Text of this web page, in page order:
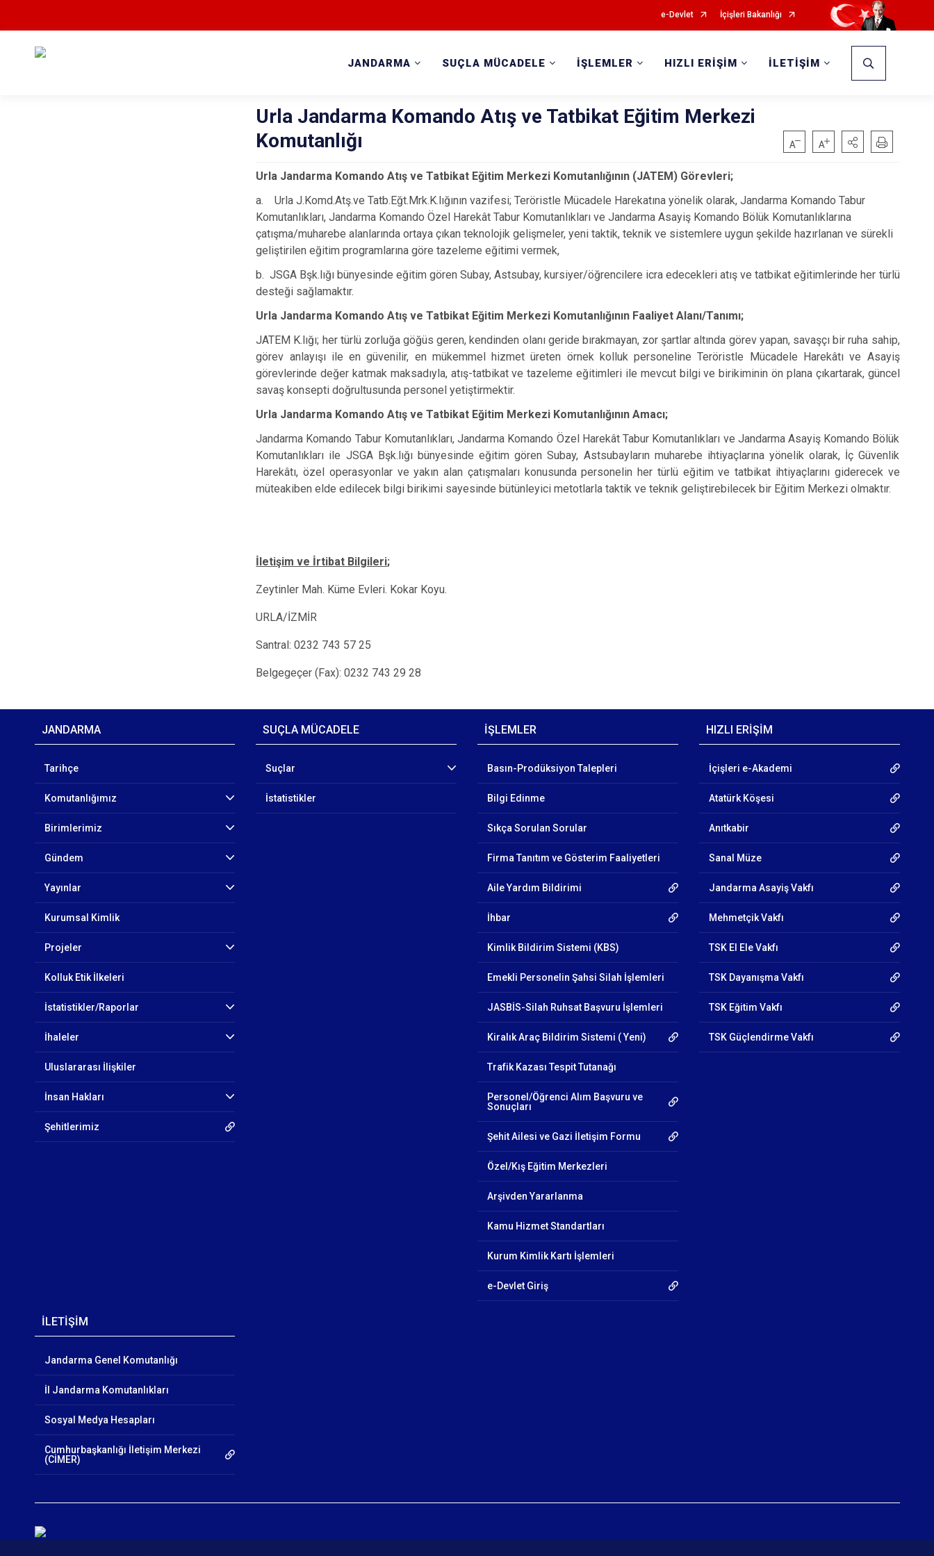
e-Devlet İçişleri Bakanlığı
JANDARMA SUÇLA MÜCADELE İŞLEMLER HIZLI ERİŞİM İLETİŞİM
Urla Jandarma Komando Atış ve Tatbikat Eğitim Merkezi
Komutanlığı
Urla Jandarma Komando Atış ve Tatbikat Eğitim Merkezi Komutanlığının (JATEM) Görevleri;
a. Urla J.Komd.Atş.ve Tatb.Eğt.Mrk.K.lığının vazifesi; Teröristle Mücadele Harekatına yönelik olarak, Jandarma Komando Tabur
Komutanlıkları, Jandarma Komando Özel Harekât Tabur Komutanlıkları ve Jandarma Asayiş Komando Bölük Komutanlıklarına
çatışma/muharebe alanlarında ortaya çıkan teknolojik gelişmeler, yeni taktik, teknik ve sistemlere uygun şekilde hazırlanan ve sürekli
geliştirilen eğitim programlarına göre tazeleme eğitimi vermek,
b. JSGA Bşk.lığı bünyesinde eğitim gören Subay, Astsubay, kursiyer/öğrencilere icra edecekleri atış ve tatbikat eğitimlerinde her türlü
desteği sağlamaktır.
Urla Jandarma Komando Atış ve Tatbikat Eğitim Merkezi Komutanlığının Faaliyet Alanı/Tanımı;
JATEM K.lığı; her türlü zorluğa göğüs geren, kendinden olanı geride bırakmayan, zor şartlar altında görev yapan, savaşçı bir ruha sahip,
görev anlayışı ile en güvenilir, en mükemmel hizmet üreten örnek kolluk personeline Teröristle Mücadele Harekâtı ve Asayiş
görevlerinde değer katmak maksadıyla, atış-tatbikat ve tazeleme eğitimleri ile mevcut bilgi ve birikiminin ön plana çıkartarak, güncel
savaş konsepti doğrultusunda personel yetiştirmektir.
Urla Jandarma Komando Atış ve Tatbikat Eğitim Merkezi Komutanlığının Amacı;
Jandarma Komando Tabur Komutanlıkları, Jandarma Komando Özel Harekât Tabur Komutanlıkları ve Jandarma Asayiş Komando Bölük
Komutanlıkları ile JSGA Bşk.lığı bünyesinde eğitim gören Subay, Astsubayların muharebe ihtiyaçlarına yönelik olarak, İç Güvenlik
Harekâtı, özel operasyonlar ve yakın alan çatışmaları konusunda personelin her türlü eğitim ve tatbikat ihtiyaçlarını giderecek ve
müteakiben elde edilecek bilgi birikimi sayesinde bütünleyici metotlarla taktik ve teknik geliştirebilecek bir Eğitim Merkezi olmaktır.
İletişim ve İrtibat Bilgileri;
Zeytinler Mah. Küme Evleri. Kokar Koyu.
URLA/İZMİR
Santral: 0232 743 57 25
Belgegeçer (Fax): 0232 743 29 28
JANDARMA
Tarihçe
Komutanlığımız
Birimlerimiz
Gündem
Yayınlar
Kurumsal Kimlik
Projeler
Kolluk Etik İlkeleri
İstatistikler/Raporlar
İhaleler
Uluslararası İlişkiler
İnsan Hakları
Şehitlerimiz
SUÇLA MÜCADELE
Suçlar
İstatistikler
İŞLEMLER
Basın-Prodüksiyon Talepleri
Bilgi Edinme
Sıkça Sorulan Sorular
Firma Tanıtım ve Gösterim Faaliyetleri
Aile Yardım Bildirimi
İhbar
Kimlik Bildirim Sistemi (KBS)
Emekli Personelin Şahsi Silah İşlemleri
JASBİS-Silah Ruhsat Başvuru İşlemleri
Kiralık Araç Bildirim Sistemi ( Yeni)
Trafik Kazası Tespit Tutanağı
Personel/Öğrenci Alım Başvuru ve
Sonuçları
Şehit Ailesi ve Gazi İletişim Formu
Özel/Kış Eğitim Merkezleri
Arşivden Yararlanma
Kamu Hizmet Standartları
Kurum Kimlik Kartı İşlemleri
e-Devlet Giriş
HIZLI ERİŞİM
İçişleri e-Akademi
Atatürk Köşesi
Anıtkabir
Sanal Müze
Jandarma Asayiş Vakfı
Mehmetçik Vakfı
TSK El Ele Vakfı
TSK Dayanışma Vakfı
TSK Eğitim Vakfı
TSK Güçlendirme Vakfı
İLETİŞİM
Jandarma Genel Komutanlığı
İl Jandarma Komutanlıkları
Sosyal Medya Hesapları
Cumhurbaşkanlığı İletişim Merkezi
(CİMER)